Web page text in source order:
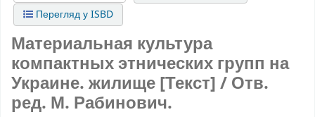
Перегляд у ISBD
Материальная культура
компактных этнических групп на
Украине. жилище [Текст] / Отв.
ред. М. Рабинович.